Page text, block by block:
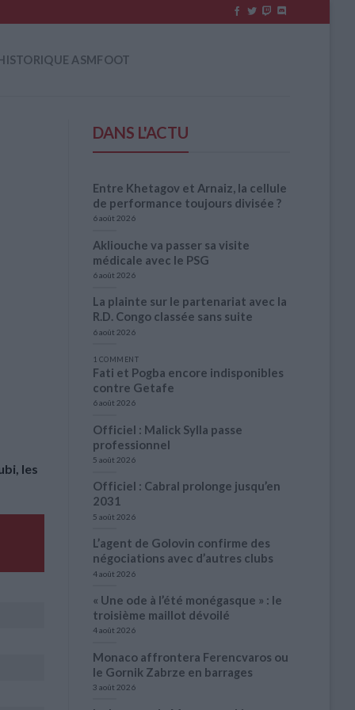
ASMFOOT
les
DANS L'ACTU
Entre Khetagov et Arnaiz, la cellule
de performance toujours divisée ?
6 août 2026
Akliouche va passer sa visite
médicale avec le PSG
6 août 2026
La plainte sur le partenariat avec la
R.D. Congo classée sans suite
6 août 2026
1 COMMENT
Fati et Pogba encore indisponibles
contre Getafe
6 août 2026
Officiel : Malick Sylla passe
professionnel
5 août 2026
Officiel : Cabral prolonge jusqu’en
2031
5 août 2026
L’agent de Golovin confirme des
négociations avec d’autres clubs
4 août 2026
« Une ode à l’été monégasque » : le
troisième maillot dévoilé
4 août 2026
Monaco affrontera Ferencvaros ou
le Gornik Zabrze en barrages
3 août 2026